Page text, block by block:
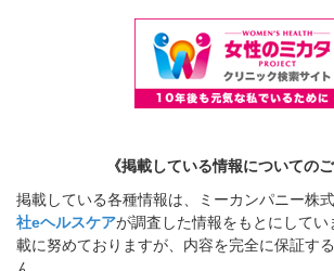
《掲載している情報についてのご
掲載している各種情報は、ミーカンパニー株
社eヘルスケアが調査した情報をもとにしてい
載に努めておりますが、内容を完全に保証す